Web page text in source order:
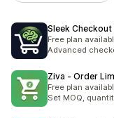
Sleek Checkout
Free plan
Advanced
Ziva ‑ Order
Free plan
Set MOQ,